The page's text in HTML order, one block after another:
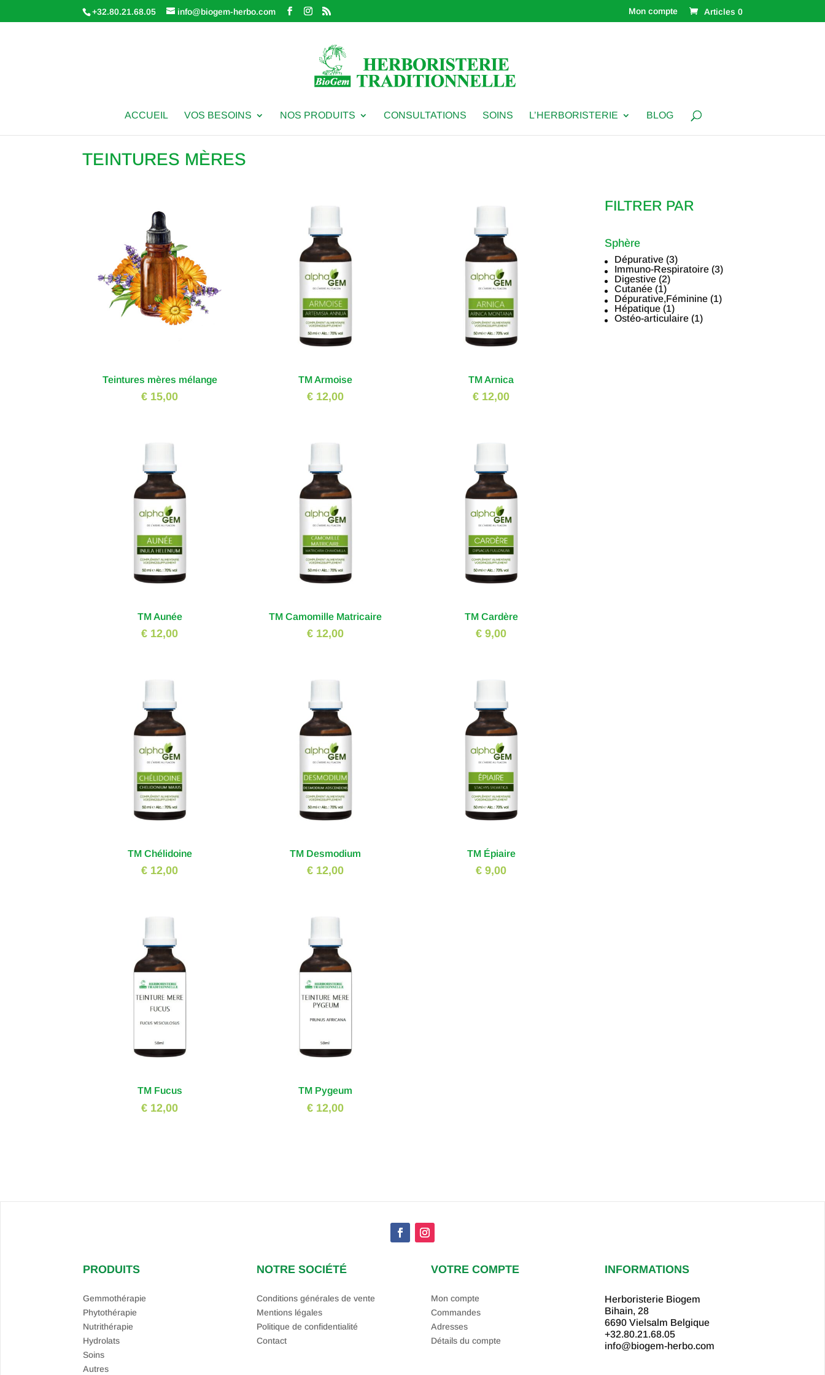
+32.80.21.68.05 info@biogem-herbo.com Mon compte Articles 0
ACCUEIL VOS BESOINS NOS PRODUITS CONSULTATIONS SOINS L’HERBORISTERIE BLOG
TEINTURES MÈRES
Teintures mères mélange
€ 15,00
TM Armoise
€ 12,00
TM Arnica
€ 12,00
TM Aunée
€ 12,00
TM Camomille Matricaire
€ 12,00
TM Cardère
€ 9,00
TM Chélidoine
€ 12,00
TM Desmodium
€ 12,00
TM Épiaire
€ 9,00
TM Fucus
€ 12,00
TM Pygeum
€ 12,00
FILTRER PAR
Sphère
Sphère
Dépurative (3)
Immuno-Respiratoire (3)
Digestive (2)
Cutanée (1)
Dépurative,Féminine (1)
Hépatique (1)
Ostéo-articulaire (1)
PRODUITS
Gemmothérapie
Phytothérapie
Nutrithérapie
Hydrolats
Soins
Autres
NOTRE SOCIÉTÉ
Conditions générales de vente
Mentions légales
Politique de confidentialité
Contact
VOTRE COMPTE
Mon compte
Commandes
Adresses
Détails du compte
INFORMATIONS
Herboristerie Biogem
Bihain, 28
6690 Vielsalm Belgique
+32.80.21.68.05
info@biogem-herbo.com